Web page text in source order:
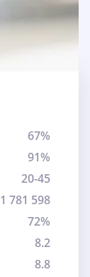
67%
91%
20-45
1 781 598
72%
8.2
8.8